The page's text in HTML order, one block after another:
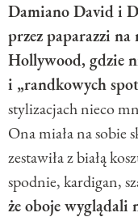
Damiano David i
przez paparazzi na
Hollywood, gdzie
i „randkowych
stylizacjach nieco
Ona miała na sobie
zestawiła z białą
spodnie, kardigan,
że oboje wyglądali